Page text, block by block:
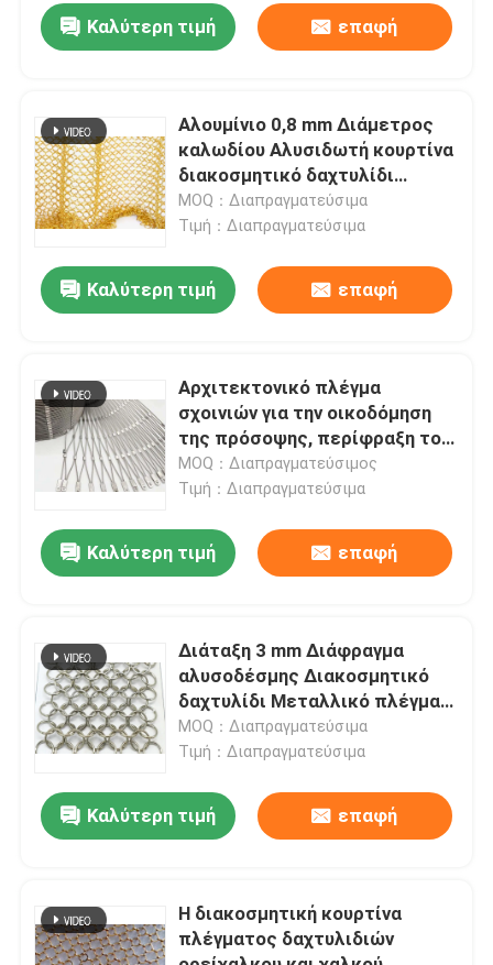
Επισκέψεις στο εργοστάσιο
Έλεγχος ποιότητας
Επικοινωνήστε μαζί μας
Υποθέσεις
Επεκταθε'ν πλέγμα καλωδίων μετάλλων
Διατρυπημένο πλέγμα καλωδίων μετάλλων
Υφαμένο ύφασμα καλωδίων
φράκτης καλωδίων μετάλλων
Ενωμένο στενά πλέγμα καλωδίων
Πλέγμα ασφάλειας μετάλλων
Πλέγμα οθόνης φίλτρων
Καλύτερη τιμή επαφή
Αλουμίνιο 0,8 mm Διάμετρος
καλωδίου Αλυσιδωτή κουρτίνα
διακοσμητικό δαχτυλίδι
μεταλλικό πλέγμα Εξαιρετική
αντοχή και ευελιξία
MOQ：Διαπραγματεύσιμα
Τιμή：Διαπραγματεύσιμα
Καλύτερη τιμή επαφή
Αρχιτεκτονικό πλέγμα
σχοινιών για την οικοδόμηση
της πρόσοψης, περίφραξη του
πλέγματος υλικών
πληρώσεως, περίφραξη,
αλιεία με δίχτυα ασφάλειας
περιμέτρου ελικοδρομίων
MOQ：Διαπραγματεύσιμος
Τιμή：Διαπραγματεύσιμα
Καλύτερη τιμή επαφή
Διάταξη 3 mm Διάφραγμα
αλυσοδέσμης Διακοσμητικό
δαχτυλίδι Μεταλλικό πλέγμα
γυαλισμένο
MOQ：Διαπραγματεύσιμα
Τιμή：Διαπραγματεύσιμα
Καλύτερη τιμή επαφή
Η διακοσμητική κουρτίνα
πλέγματος δαχτυλιδιών